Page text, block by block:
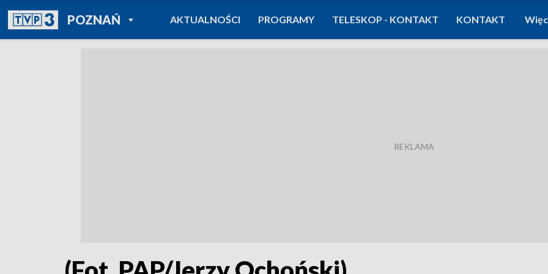
POZNAŃPOWRÓT DO
TVP REGIONY
AKTUALNOŚCI PROGRAMY TELESKOP - KONTAKT KONTAKT